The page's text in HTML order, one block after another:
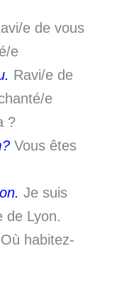
e de vous
e
Ravi/e de
e
?
Vous êtes
Je suis
de Lyon.
Où habitez-